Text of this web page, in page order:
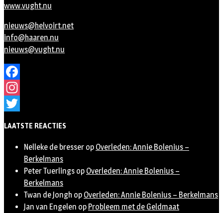
www.vught.nu
nieuws@helvoirt.net
info@haaren.nu
nieuws@vught.nu
Facebook
Instagram
LAATSTE REACTIES
Nelleke de bresser op Overleden: Annie Bolenius –
Berkelmans
Peter Tuerlings op Overleden: Annie Bolenius –
Berkelmans
Twan de Jongh op Overleden: Annie Bolenius – Berkelmans
Jan van Engelen op Probleem met de Geldmaat